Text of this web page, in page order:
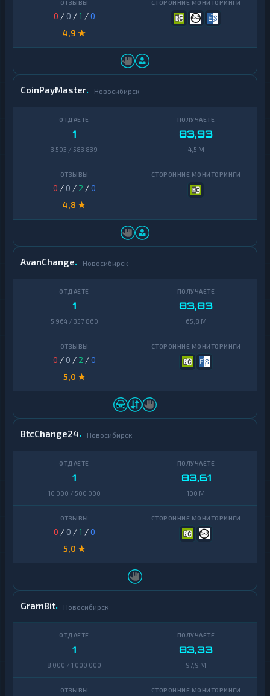
0 / 0 /1 /0
4,9 ★
CoinPayMaster Новосибирск
1
3 503 / 583 839
83,93
4,5 M
0 / 0 / 2 /0
4,8 ★
AvanChange Новосибирск
1
5 964 / 357 860
83,83
65,8 M
0 / 0 / 2 /0
5,0 ★
BtcChange24 Новосибирск
1
10 000 / 500 000
83,61
100 M
0 / 0 /1 /0
5,0 ★
GramBit Новосибирск
1
8 000 / 1 000 000
83,33
97,9 M